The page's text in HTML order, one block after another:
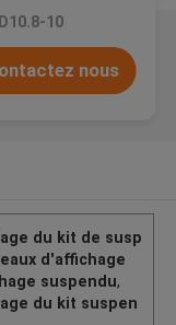
10
nous
du kit de susp
d'affichage
suspendu,
du kit suspen